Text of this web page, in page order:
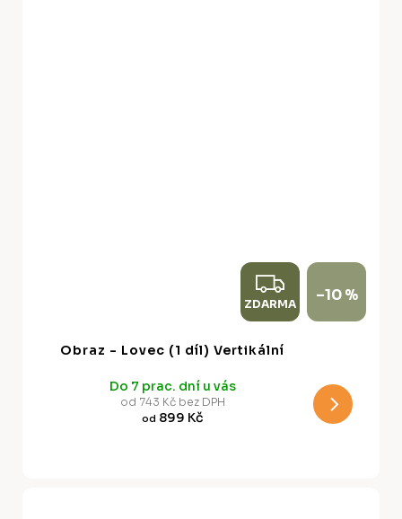
Z
D
ZDARMA –10 %
Obraz - Lovec (1 díl) Vertikální
Do 7 prac. dní u vás
od 743 Kč bez DPH
od 899 Kč